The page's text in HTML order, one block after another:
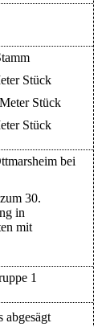
Stück
Stück
Stück
bei
30.
in
mit
1
abgesägt